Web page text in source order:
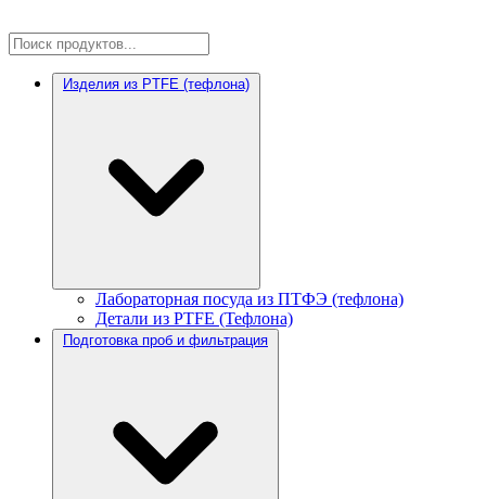
Изделия из PTFE (тефлона)
Лабораторная посуда из ПТФЭ (тефлона)
Детали из PTFE (Тефлона)
Подготовка проб и фильтрация